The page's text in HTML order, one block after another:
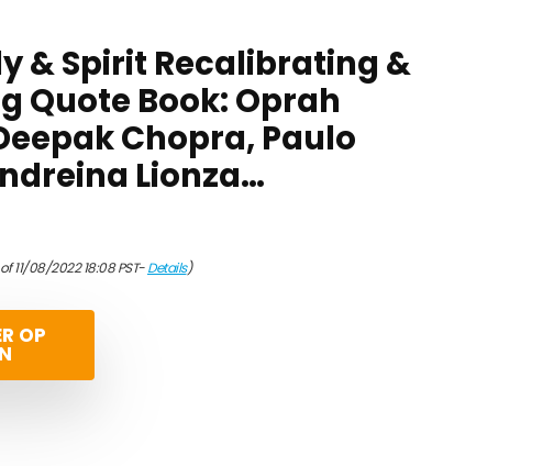
& Spirit Recalibrating &
Quote Book: Oprah
Chopra, Paulo
Lionza…
11/08/2022 18:08 PST-Details)
OP